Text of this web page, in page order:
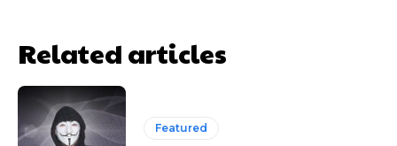
Related articles
Featured